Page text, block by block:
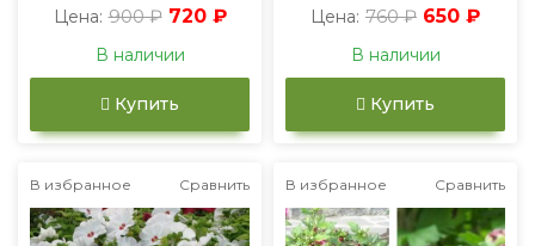
Цена: 900 ₽ 720 ₽
В наличии
Купить
Цена: 760 ₽ 650 ₽
В наличии
Купить
В избранное Сравнить В избранное Сравнить